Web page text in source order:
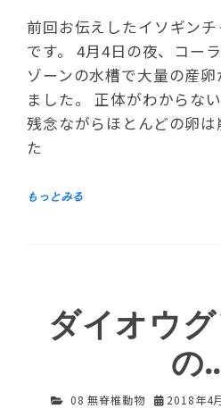
前回お伝えしたイソギン
です。 4月4日の夜、コー
ゾーンの水槽で大量の産
ました。 正体がわからな
残念ながらほとんどの卵
た
ダイオウ
の
08 無脊椎動物 2018年4